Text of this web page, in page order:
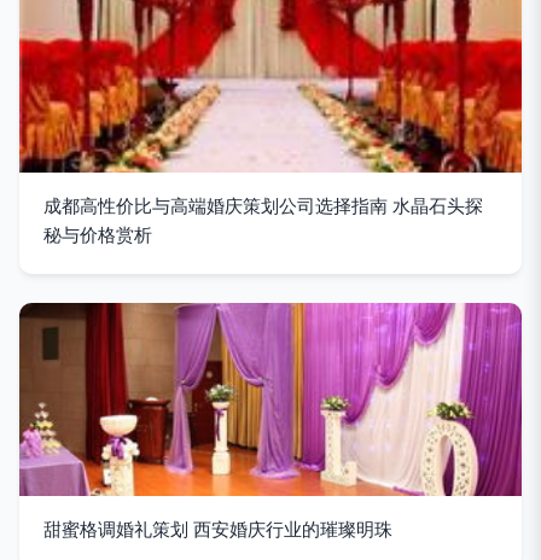
成都高性价比与高端婚庆策划公司选择指南 水晶石头探
秘与价格赏析
甜蜜格调婚礼策划 西安婚庆行业的璀璨明珠